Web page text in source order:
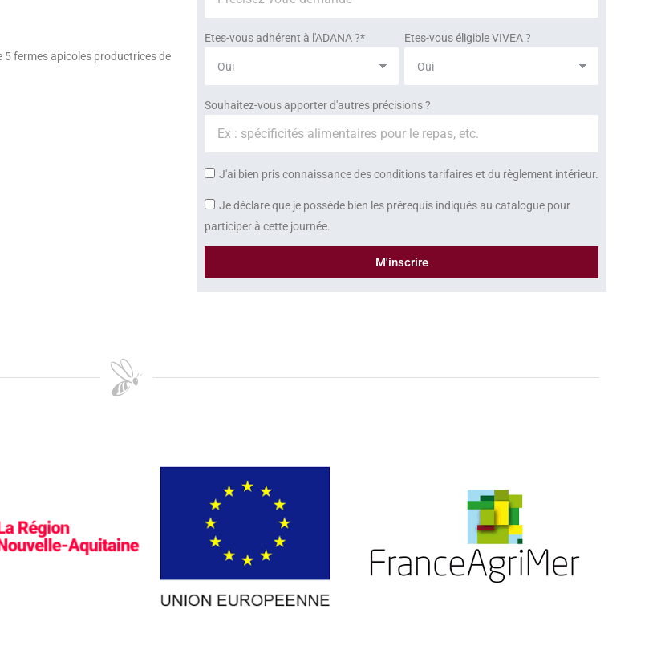
5 fermes apicoles productrices de
Etes-vous adhérent à l'ADANA ?* Etes-vous éligible VIVEA ?
Souhaitez-vous apporter d'autres précisions ?
J'ai bien pris connaissance des conditions tarifaires et du règlement intérieur.
Je déclare que je possède bien les prérequis indiqués au catalogue pour
participer à cette journée.
M'inscrire